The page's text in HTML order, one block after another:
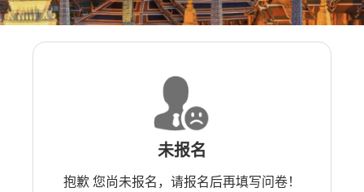
未报名
抱歉 您尚未报名，请报名后再填写问卷！